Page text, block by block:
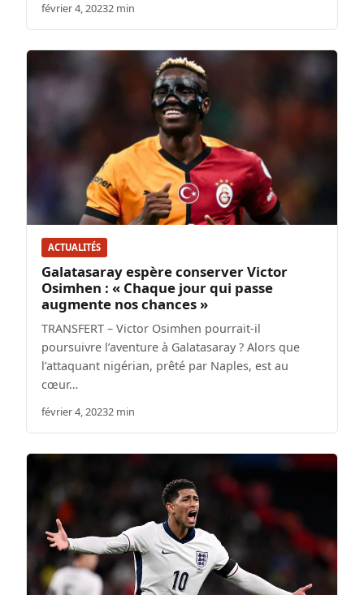
février 4, 20232 min
ACTUALITÉS
Galatasaray espère conserver Victor
Osimhen : « Chaque jour qui passe
augmente nos chances »
TRANSFERT – Victor Osimhen pourrait-il
poursuivre l’aventure à Galatasaray ? Alors que
l’attaquant nigérian, prêté par Naples, est au
cœur…
février 4, 20232 min